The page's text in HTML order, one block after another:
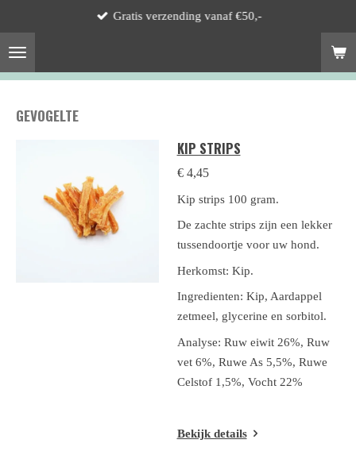
direct
naar
de
Gratis verzending vanaf €50,-
GEVOGELTE
KIP STRIPS
€ 4,45
Kip strips 100 gram.
De zachte strips zijn een lekker
tussendoortje voor uw hond.
Herkomst: Kip.
Ingredienten: Kip, Aardappel
zetmeel, glycerine en sorbitol.
Analyse: Ruw eiwit 26%, Ruw
vet 6%, Ruwe As 5,5%, Ruwe
Celstof 1,5%, Vocht 22%
Bekijk details